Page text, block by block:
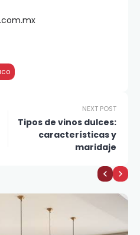
NEXT POST
Tipos de vinos dulces:
características y
maridaje